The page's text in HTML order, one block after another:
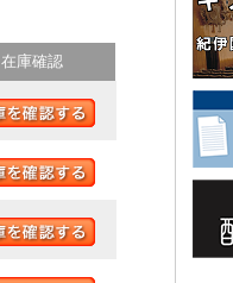
在庫確認